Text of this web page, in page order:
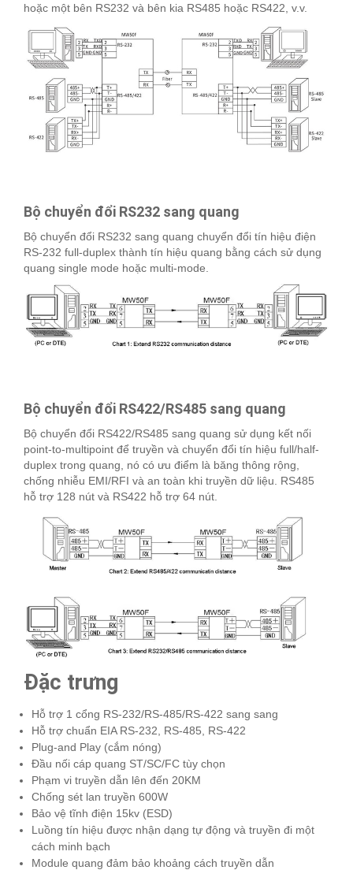
hoặc một bên RS232 và bên kia RS485 hoặc RS422, v.v.
Bộ chuyển đổi RS232 sang quang
Bộ chuyển đổi RS232 sang quang chuyển đổi tín hiệu điện
RS-232 full-duplex thành tín hiệu quang bằng cách sử dụng
quang single mode hoặc multi-mode.
Bộ chuyển đổi RS422/RS485 sang quang
Bộ chuyển đổi RS422/RS485 sang quang sử dụng kết nối
point-to-multipoint để truyền và chuyển đổi tín hiệu full/half-
duplex trong quang, nó có ưu điểm là băng thông rộng,
chống nhiễu EMI/RFI và an toàn khi truyền dữ liệu. RS485
hỗ trợ 128 nút và RS422 hỗ trợ 64 nút.
Đặc trưng
Hỗ trợ 1 cổng RS-232/RS-485/RS-422 sang sang
Hỗ trợ chuẩn EIA RS-232, RS-485, RS-422
Plug-and Play (cắm nóng)
Đầu nối cáp quang ST/SC/FC tùy chọn
Phạm vi truyền dẫn lên đến 20KM
Chống sét lan truyền 600W
Bảo vệ tĩnh điện 15kv (ESD)
Luồng tín hiệu được nhận dạng tự động và truyền đi một
cách minh bạch
Module quang đảm bảo khoảng cách truyền dẫn